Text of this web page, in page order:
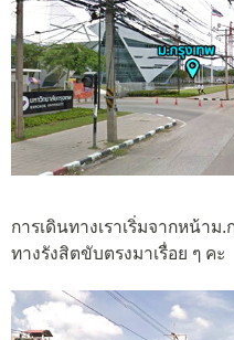
การเดินทางเราเริ่มจากหน้า
ทางรังสิตขับตรงมาเรื่อย ๆ คะ